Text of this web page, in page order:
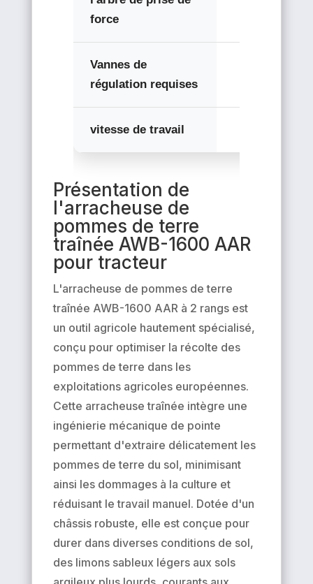
force
Vannes de
régulation requises
vitesse de travail
Présentation de
l'arracheuse de
pommes de terre
traînée AWB-1600 AAR
pour tracteur
L'arracheuse de pommes de terre
traînée AWB-1600 AAR à 2 rangs est
un outil agricole hautement spécialisé,
conçu pour optimiser la récolte des
pommes de terre dans les
exploitations agricoles européennes.
Cette arracheuse traînée intègre une
ingénierie mécanique de pointe
permettant d'extraire délicatement les
pommes de terre du sol, minimisant
ainsi les dommages à la culture et
réduisant le travail manuel. Dotée d'un
châssis robuste, elle est conçue pour
durer dans diverses conditions de sol,
des limons sableux légers aux sols